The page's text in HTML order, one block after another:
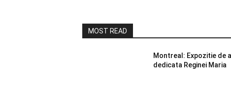
MOST READ
Montreal: Expozitie de
dedicata Reginei Maria